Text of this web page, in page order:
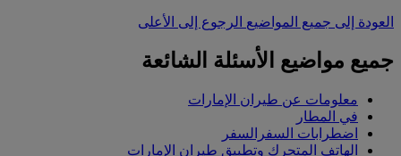
العودة إلى جميع المواضيع الرجوع إلى الأعلى
جميع مواضيع الأسئلة الشائعة
معلومات عن طيران الإمارات
في المطار
اضطرابات السفرالسفر
الهاتف المتحرك وتطبيق طيران الإمارات